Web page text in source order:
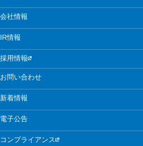
会社情報
IR情報
採用情報
お問い合わせ
新着情報
電子公告
コンプライアンス